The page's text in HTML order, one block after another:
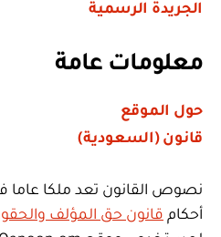
الجريدة الرسمية
معلومات عامة
حول الموقع
قانون (السعودية)
نصوص القانون تعد ملكا
أحكام قانون حق المؤلف